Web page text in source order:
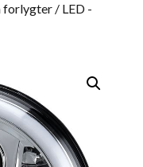
forlygter / LED -